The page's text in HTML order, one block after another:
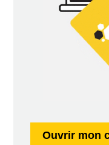
Ouvrir mon